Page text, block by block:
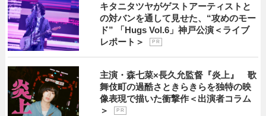
キタニタツヤがゲストアーティストと
の対バンを通して見せた、“攻めのモー
ド” 「Hugs Vol.6」神戸公演＜ライブ
レポート＞
P R
主演・森七菜×長久允監督『炎上』 歌
舞伎町の過酷さときらきらを独特の映
像表現で描いた衝撃作＜出演者コラム
＞
P R